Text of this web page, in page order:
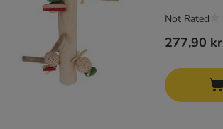
277,90 kr
Not Rated